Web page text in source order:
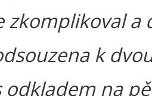
zkomplikoval a
k
odkladem na